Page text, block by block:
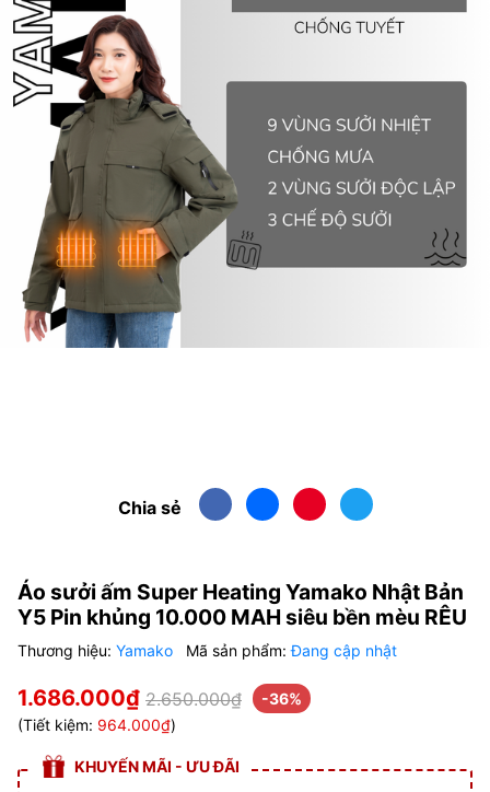
Chia sẻ
Áo sưởi ấm Super Heating Yamako Nhật Bản
Y5 Pin khủng 10.000 MAH siêu bền mèu RÊU
Thương hiệu: Yamako Mã sản phẩm:Đang cập nhật
1.686.000₫ 2.650.000₫
-36%
(Tiết kiệm: 964.000₫)
KHUYẾN MÃI - ƯU ĐÃI